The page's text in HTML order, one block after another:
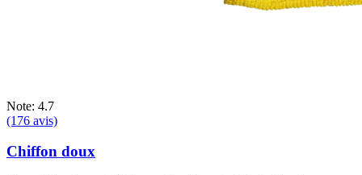
Note: 4.7
(176 avis)
Chiffon doux